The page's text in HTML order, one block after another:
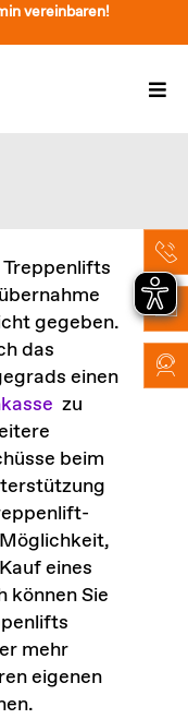
vereinbaren!
gegeben.
das
einen
zu
beim
eines
können Sie
mehr
eigenen